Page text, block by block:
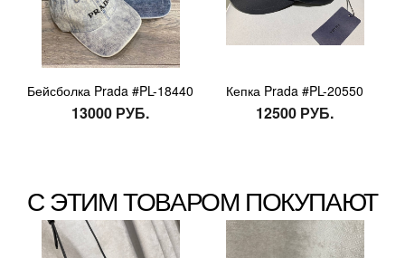
Бейсболка Prada #PL-18440
13000 РУБ.
Кепка Prada #PL-20550
12500 РУБ.
С ЭТИМ ТОВАРОМ ПОКУПАЮТ